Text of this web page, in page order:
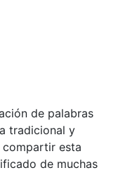
de palabras
tradicional y
esta
de muchas